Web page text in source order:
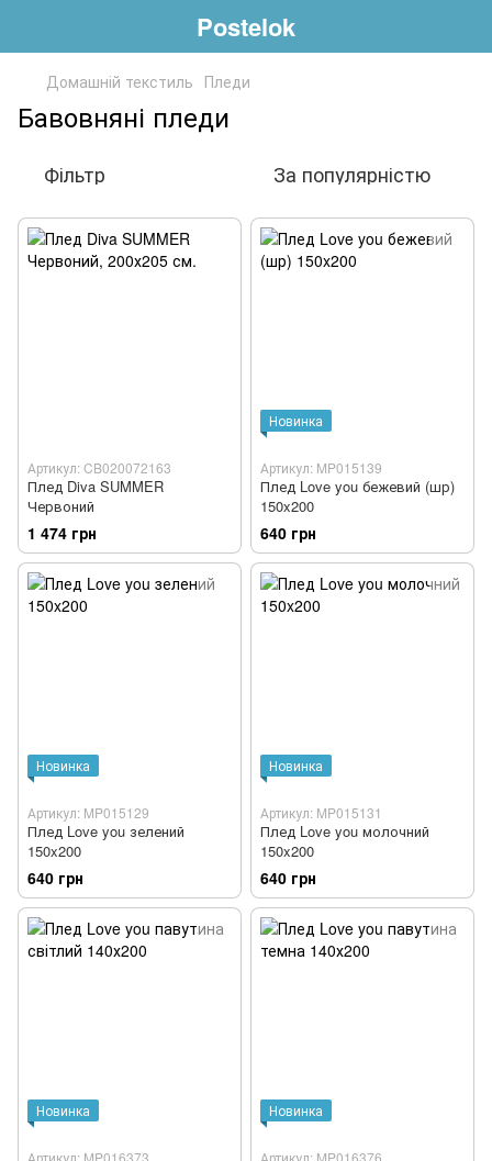
Postelok
Домашній текстиль Пледи
Бавовняні пледи
Фільтр За популярністю
Артикул: CB020072163
Плед Diva SUMMER
Червоний
1 474 грн
Новинка
Артикул: MP015139
Плед Love you бежевий (шр)
150x200
640 грн
Новинка
Артикул: MP015129
Плед Love you зелений
150x200
640 грн
Новинка
Артикул: MP015131
Плед Love you молочний
150x200
640 грн
Новинка Новинка